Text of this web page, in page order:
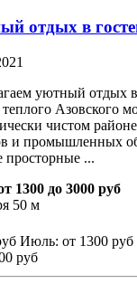
отдых в
уютный отдых
теплого Азовского
чистом
и промышленных
просторные ...
1300 до 3000 руб
50 м
Июль: от 1300 руб
руб